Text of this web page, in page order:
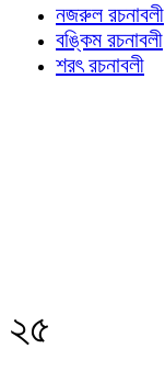
নজরুল রচনাবলী
বঙ্কিম রচনাবলী
শরৎ রচনাবলী
২৫